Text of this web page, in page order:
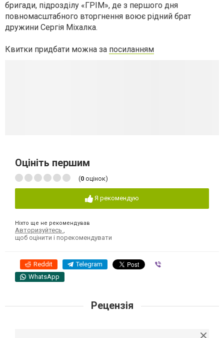
бригади, підрозділу «ГРІМ», де з першого дня
повномасштабного вторгнення воює рідний брат
дружини Сергія Міхалка.
Квитки придбати можна за посиланням
Оцініть першим
(0 оцінок)
Я рекомендую
Ніхто ще не рекомендував
Авторизуйтесь
щоб оцінити і порекомендувати
Reddit Telegram
WhatsApp
Рецензія